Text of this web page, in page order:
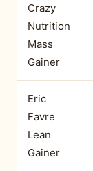
Crazy
Nutrition
Mass
Gainer
Eric
Favre
Lean
Gainer